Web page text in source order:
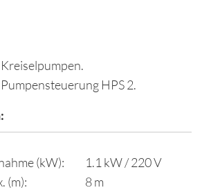
HPS 2.
(kW): 1.1 kW / 220 V
(m): 8 m